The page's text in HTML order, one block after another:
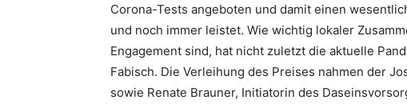
Corona-Tests angeboten und damit einen
und noch immer leistet. Wie wichtig lokaler
Engagement sind, hat nicht zuletzt die aktuelle
Fabisch. Die Verleihung des Preises nahmen der
sowie Renate Brauner, Initiatorin des